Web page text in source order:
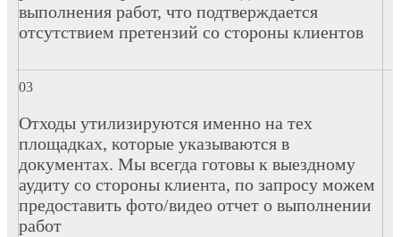
выполнения работ, что подтверждается
отсутствием претензий со стороны клиентов
Отходы утилизируются именно на тех
площадках, которые указываются в
документах. Мы всегда готовы к выездному
аудиту со стороны клиента, по запросу можем
предоставить фото/видео отчет о выполнении
работ